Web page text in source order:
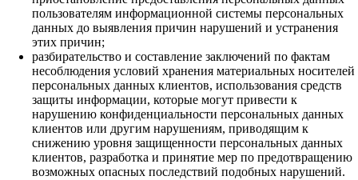
пользователям информационной системы персональных
данных до выявления причин нарушений и устранения
этих причин;
разбирательство и составление заключений по фактам
несоблюдения условий хранения материальных носителей
персональных данных клиентов, использования средств
защиты информации, которые могут привести к
нарушению конфиденциальности персональных данных
клиентов или другим нарушениям, приводящим к
снижению уровня защищенности персональных данных
клиентов, разработка и принятие мер по предотвращению
возможных опасных последствий подобных нарушений.